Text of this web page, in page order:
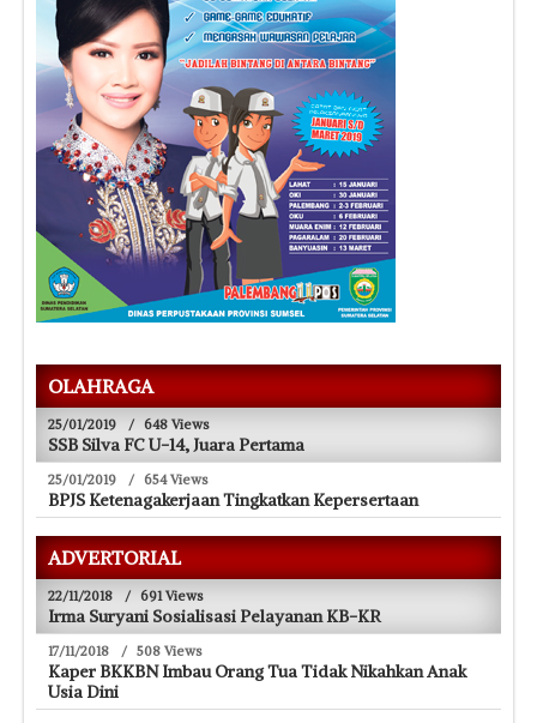
OLAHRAGA
25/01/2019 / 648 Views
SSB Silva FC U-14, Juara Pertama
25/01/2019 / 654 Views
BPJS Ketenagakerjaan Tingkatkan Kepersertaan
ADVERTORIAL
22/11/2018 / 691 Views
Irma Suryani Sosialisasi Pelayanan KB-KR
17/11/2018 / 508 Views
Kaper BKKBN Imbau Orang Tua Tidak Nikahkan Anak
Usia Dini